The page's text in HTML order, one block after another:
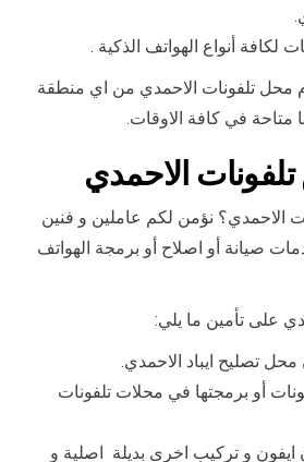
لكافة أنواع الهواتف الذكية .
محل تلفونات الاحمدي من اي منطقة
متاحة في كافة الاوقات.
الاحمدي
الاحمدي؟ نؤمن لكم عاملين و فنين
صيانة أو اصلاح أو برمجة الهواتف
على تأمين ما يلي:
تصليح ايباد الاحمدي.
أو برمجتها في محلات تلفونات
ايفون و تركيب اخرى بديلة اصلية و